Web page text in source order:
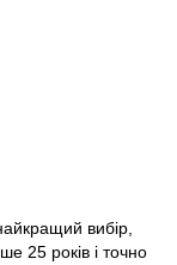
вибір,
25 років і точно